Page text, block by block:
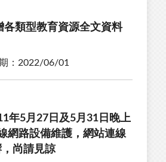
各類型教育資源全文資料
：2022/06/01
年5月27日及5月31日晚上
網路設備維護，網站連線
尚請見諒